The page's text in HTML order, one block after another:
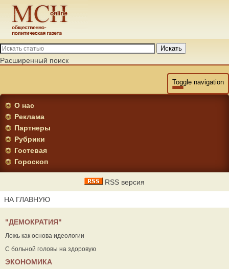
Искать
Расширенный поиск
Toggle navigation
О нас
Реклама
Партнеры
Рубрики
Гостевая
Гороскоп
RSS версия
НА ГЛАВНУЮ
"ДЕМОКРАТИЯ"
Ложь как основа идеологии
С больной головы на здоровую
ЭКОНОМИКА